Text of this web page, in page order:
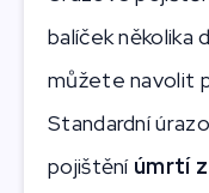
balíček několika
můžete navolit
Standardní
pojištění úmrtí